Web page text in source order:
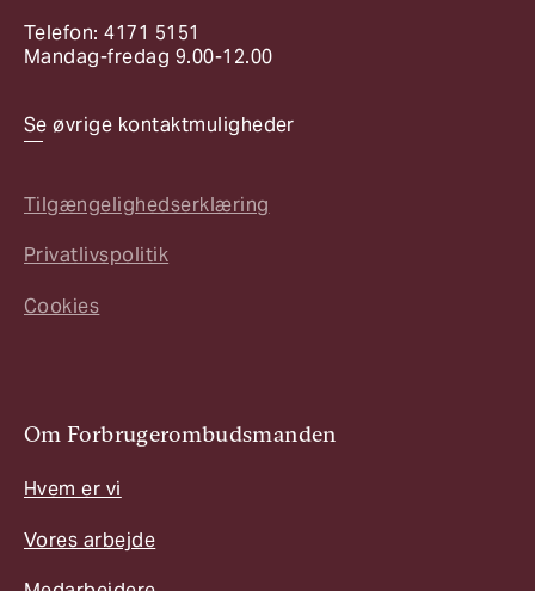
Telefon: 4171 5151
Mandag-fredag 9.00-12.00
Se øvrige kontaktmuligheder
Tilgængelighedserklæring
Privatlivspolitik
Cookies
Om Forbrugerombudsmanden
Hvem er vi
Vores arbejde